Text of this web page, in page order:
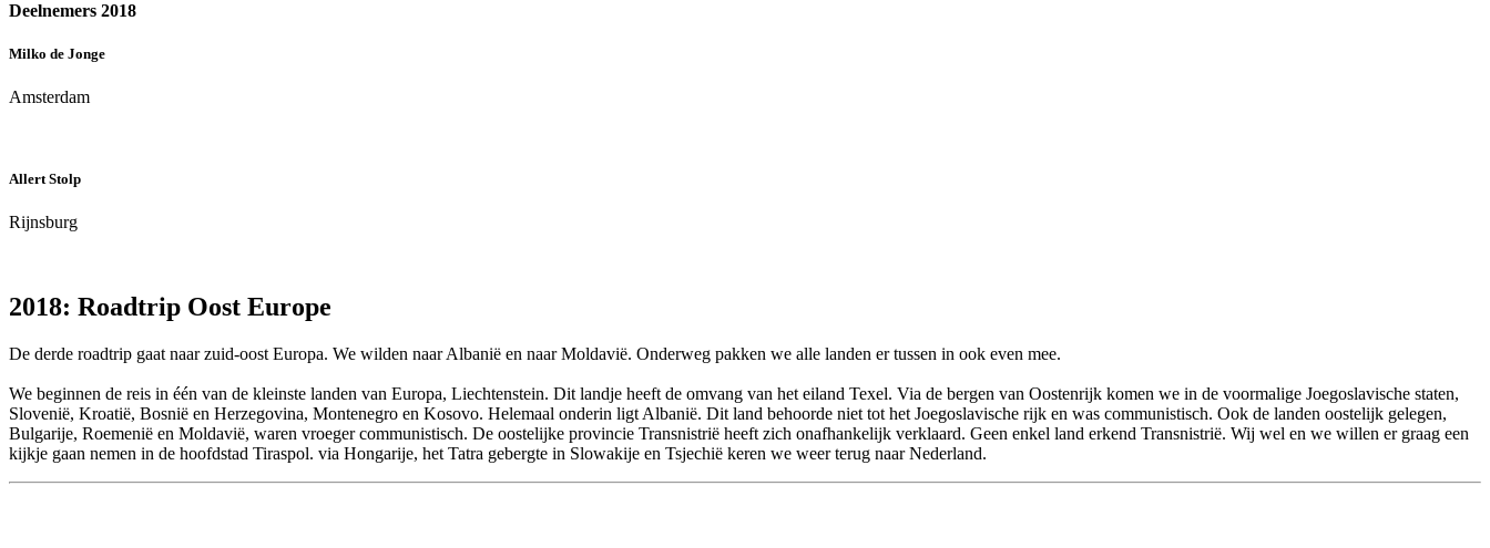
Deelnemers 2018
Milko de Jonge
Amsterdam
Allert Stolp
Rijnsburg
2018: Roadtrip Oost Europe
De derde roadtrip gaat naar zuid-oost Europa. We wilden naar Albanië en naar Moldavië. Onderweg pakken we alle landen er tussen in ook even mee.
We beginnen de reis in één van de kleinste landen van Europa, Liechtenstein. Dit landje heeft de omvang van het eiland Texel. Via de bergen van Oostenrijk komen we in de voormalige Joegoslavische staten,
Slovenië, Kroatië, Bosnië en Herzegovina, Montenegro en Kosovo. Helemaal onderin ligt Albanië. Dit land behoorde niet tot het Joegoslavische rijk en was communistisch. Ook de landen oostelijk gelegen,
Bulgarije, Roemenië en Moldavië, waren vroeger communistisch. De oostelijke provincie Transnistrië heeft zich onafhankelijk verklaard. Geen enkel land erkend Transnistrië. Wij wel en we willen er graag een
kijkje gaan nemen in de hoofdstad Tiraspol. via Hongarije, het Tatra gebergte in Slowakije en Tsjechië keren we weer terug naar Nederland.